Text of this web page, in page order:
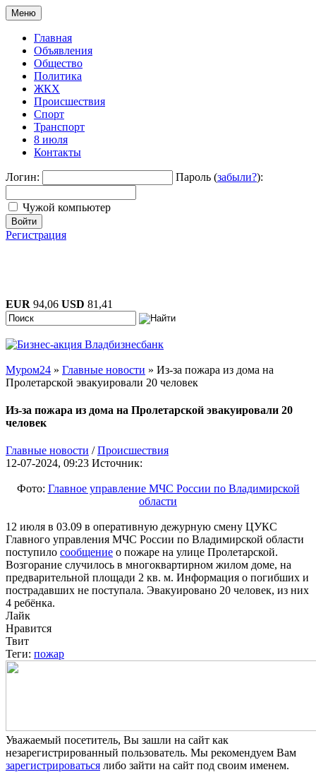
Меню
Главная
Объявления
Общество
Политика
ЖКХ
Происшествия
Спорт
Транспорт
8 июля
Контакты
Логин: Пароль (забыли?):
Чужой компьютер
Войти
Регистрация
EUR 94,06 USD 81,41
Муром24 » Главные новости » Из-за пожара из дома на
Пролетарской эвакуировали 20 человек
Из-за пожара из дома на Пролетарской эвакуировали 20
человек
Главные новости /Происшествия
12-07-2024, 09:23 Источник:
Фото: Главное управление МЧС России по Владимирской
области
12 июля в 03.09 в оперативную дежурную смену ЦУКС
Главного управления МЧС России по Владимирской области
поступило сообщение о пожаре на улице Пролетарской.
Возгорание случилось в многоквартирном жилом доме, на
предварительной площади 2 кв. м. Информация о погибших и
пострадавших не поступала. Эвакуировано 20 человек, из них
4 ребёнка.
Лайк
Нравится
Твит
Теги: пожар
Уважаемый посетитель, Вы зашли на сайт как
незарегистрированный пользователь. Мы рекомендуем Вам
зарегистрироваться либо зайти на сайт под своим именем.